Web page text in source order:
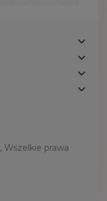




, Wszelkie prawa